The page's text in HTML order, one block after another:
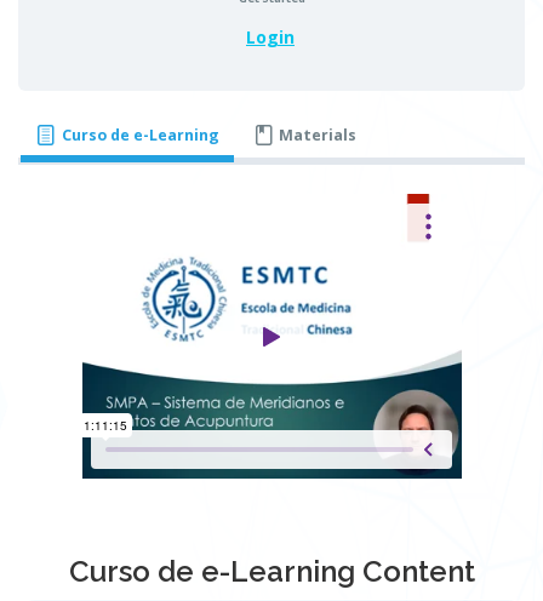
Login
Curso de e-Learning Materials
Curso de e-Learning Content